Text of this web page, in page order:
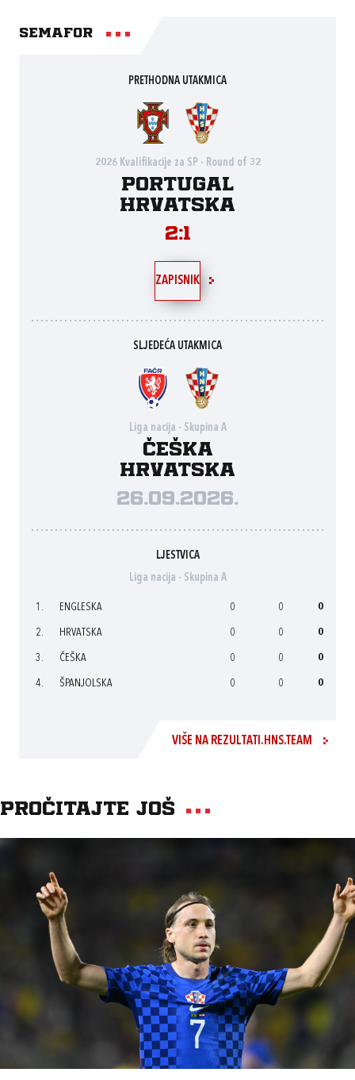
Semafor
PRETHODNA UTAKMICA
2026 Kvalifikacije za SP - Round of 32
Portugal
Hrvatska
2:1
ZAPISNIK
SLJEDEĆA UTAKMICA
Liga nacija - Skupina A
Češka
Hrvatska
26.09.2026.
LJESTVICA
Liga nacija - Skupina A
1. ENGLESKA 0 0 0
2. HRVATSKA 0 0 0
3. ČEŠKA 0 0 0
4. ŠPANJOLSKA 0 0 0
VIŠE NA REZULTATI.HNS.TEAM
Pročitajte još